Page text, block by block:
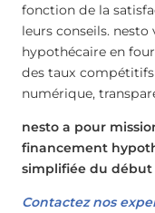
fonction de la
leurs conseils.
hypothécaire en
des taux compétitifs
numérique,
nesto a pour
financement
simplifiée du début
Contactez nos